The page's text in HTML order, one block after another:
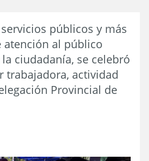
públicos y más
atención al público
ciudadanía, se celebró
trabajadora, actividad
Provincial de